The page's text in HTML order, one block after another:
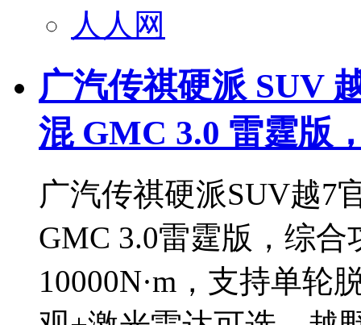
人人网
广汽传祺硬派 SUV
混 GMC 3.0 雷霆版
广汽传祺硬派SUV越7
GMC 3.0雷霆版，综
10000N·m，支持单轮